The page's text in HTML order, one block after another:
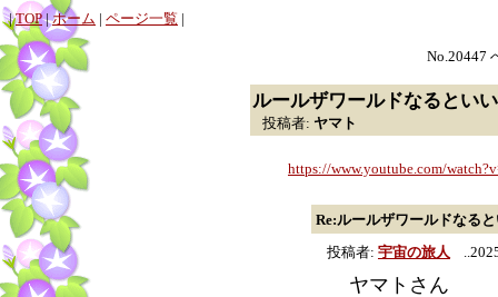
|TOP|ホーム | ページ一覧 |
No.20447
ルールザワールドなるとい
投稿者: ヤマト
https://www.youtube.com/
Re:ルールザワールドなる
投稿者: 宇宙の旅人
ヤマトさん